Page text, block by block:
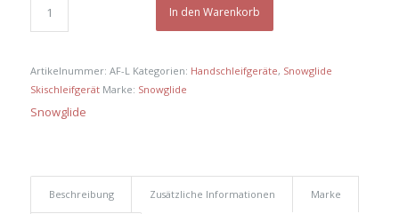
In den Warenkorb
Artikelnummer: AF-L Kategorien: Handschleifgeräte, Snowglide
Skischleifgerät Marke: Snowglide
Snowglide
Beschreibung Zusätzliche Informationen Marke